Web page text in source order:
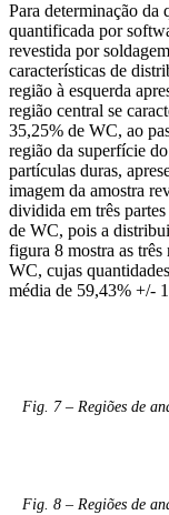
Para determinação da
quantificada por
revestida por
características de
região à esquerda
região central se
35,25% de WC, ao
região da superfície
partículas duras,
imagem da amostra
dividida em três
de WC, pois a
figura 8 mostra as três
WC, cujas
média de 59,43% +/-
Fig. 7 – Regiões de
Fig. 8 – Regiões de